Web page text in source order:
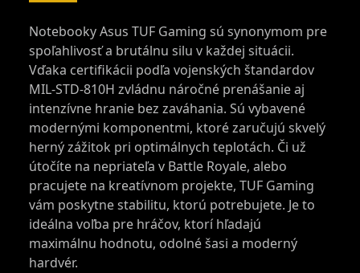
Notebooky Asus TUF Gaming sú synonymom pre
spoľahlivosť a brutálnu silu v každej situácii.
Vďaka certifikácii podľa vojenských štandardov
MIL-STD-810H zvládnu náročné prenášanie aj
intenzívne hranie bez zaváhania. Sú vybavené
modernými komponentmi, ktoré zaručujú skvelý
herný zážitok pri optimálnych teplotách. Či už
útočíte na nepriateľa v Battle Royale, alebo
pracujete na kreatívnom projekte, TUF Gaming
vám poskytne stabilitu, ktorú potrebujete. Je to
ideálna voľba pre hráčov, ktorí hľadajú
maximálnu hodnotu, odolné šasi a moderný
hardvér.